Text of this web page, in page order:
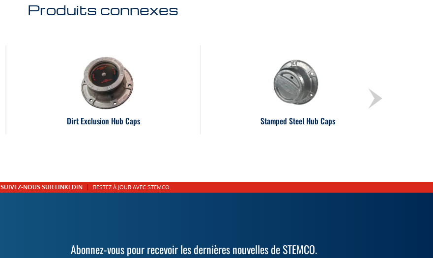
Produits connexes
Dirt Exclusion Hub Caps Stamped Steel Hub Caps
SUIVEZ-NOUS SUR LINKEDIN RESTEZ À JOUR AVEC STEMCO.
Abonnez-vous pour recevoir les dernières nouvelles de STEMCO.